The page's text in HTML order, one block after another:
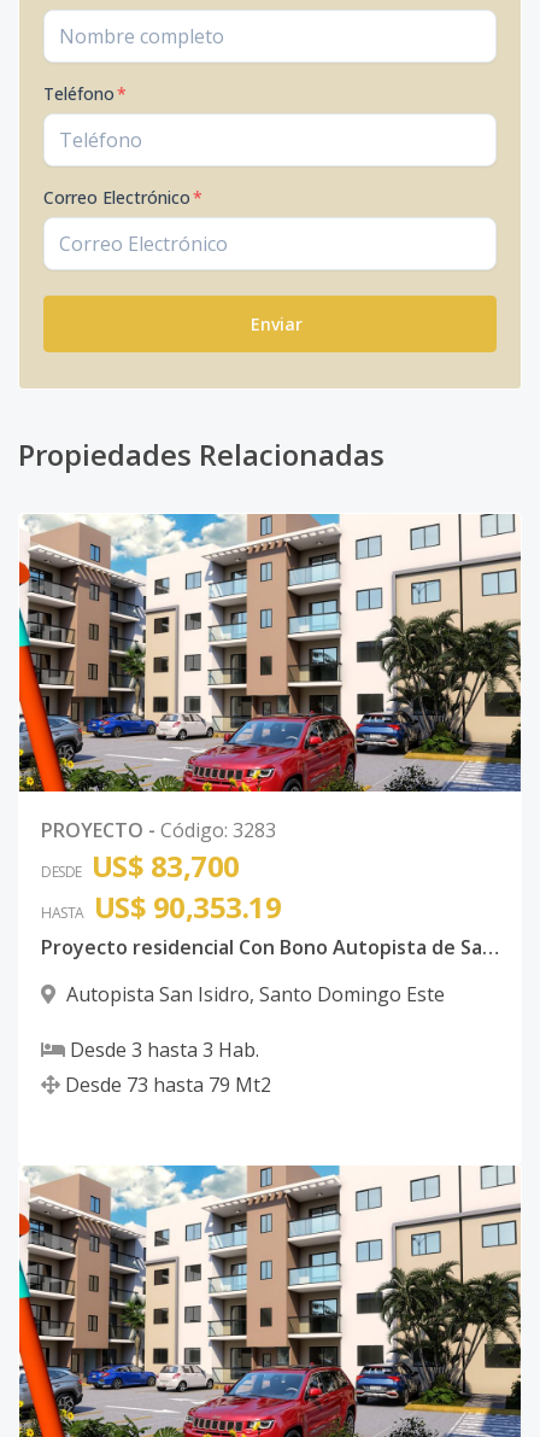
Teléfono*
Correo Electrónico*
Enviar
Propiedades Relacionadas
PROYECTO - Código: 3283
DESDE US$ 83,700
HASTA US$ 90,353.19
Proyecto residencial Con Bono Autopista de San Isidro
Autopista San Isidro, Santo Domingo Este
Desde 3 hasta 3 Hab.
Desde 73 hasta 79 Mt2